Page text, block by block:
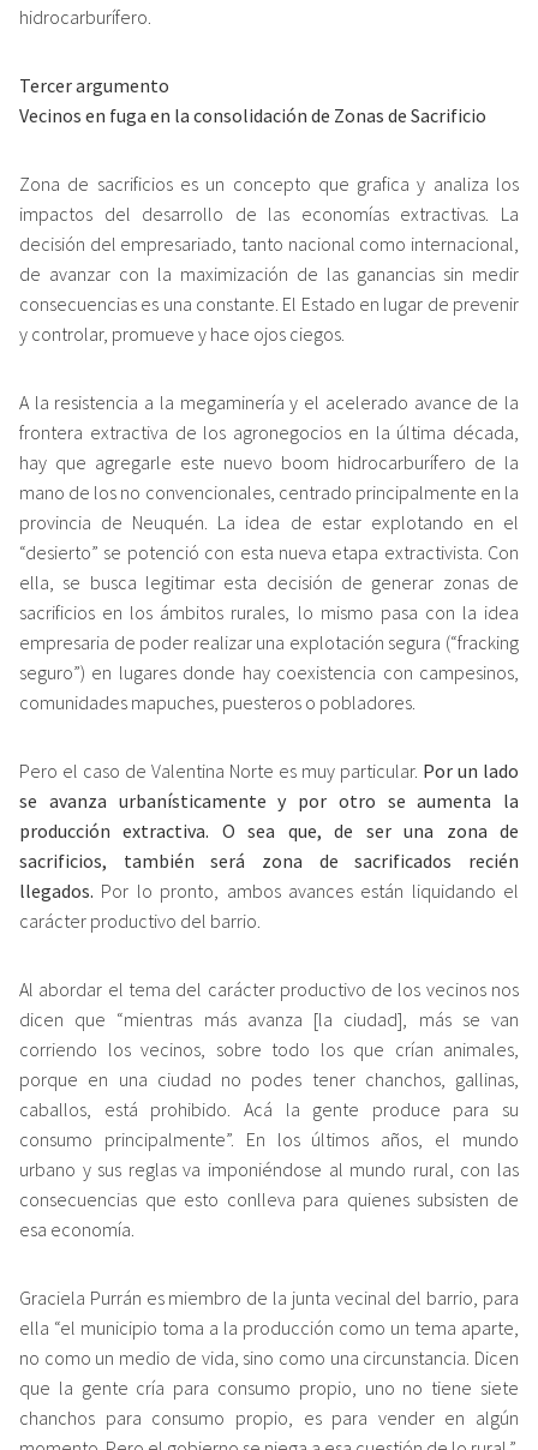
hidrocarburífero.
Tercer argumento
Vecinos en fuga en la consolidación de Zonas de Sacrificio
Zona de sacrificios es un concepto que grafica y analiza los
impactos del desarrollo de las economías extractivas. La
decisión del empresariado, tanto nacional como internacional,
de avanzar con la maximización de las ganancias sin medir
consecuencias es una constante. El Estado en lugar de prevenir
y controlar, promueve y hace ojos ciegos.
A la resistencia a la megaminería y el acelerado avance de la
frontera extractiva de los agronegocios en la última década,
hay que agregarle este nuevo boom hidrocarburífero de la
mano de los no convencionales, centrado principalmente en la
provincia de Neuquén. La idea de estar explotando en el
“desierto” se potenció con esta nueva etapa extractivista. Con
ella, se busca legitimar esta decisión de generar zonas de
sacrificios en los ámbitos rurales, lo mismo pasa con la idea
empresaria de poder realizar una explotación segura (“fracking
seguro”) en lugares donde hay coexistencia con campesinos,
comunidades mapuches, puesteros o pobladores.
Pero el caso de Valentina Norte es muy particular. Por un lado
se avanza urbanísticamente y por otro se aumenta la
producción extractiva. O sea que, de ser una zona de
sacrificios, también será zona de sacrificados recién
llegados. Por lo pronto, ambos avances están liquidando el
carácter productivo del barrio.
Al abordar el tema del carácter productivo de los vecinos nos
dicen que “mientras más avanza [la ciudad], más se van
corriendo los vecinos, sobre todo los que crían animales,
porque en una ciudad no podes tener chanchos, gallinas,
caballos, está prohibido. Acá la gente produce para su
consumo principalmente”. En los últimos años, el mundo
urbano y sus reglas va imponiéndose al mundo rural, con las
consecuencias que esto conlleva para quienes subsisten de
esa economía.
Graciela Purrán es miembro de la junta vecinal del barrio, para
ella “el municipio toma a la producción como un tema aparte,
no como un medio de vida, sino como una circunstancia. Dicen
que la gente cría para consumo propio, uno no tiene siete
chanchos para consumo propio, es para vender en algún